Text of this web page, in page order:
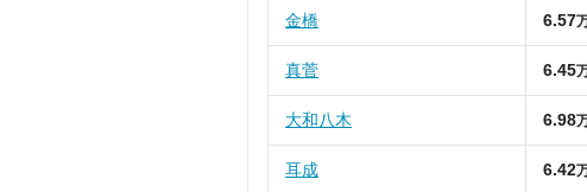
金橋 6.57
真菅 6.45
大和八木 6.98
耳成 6.42